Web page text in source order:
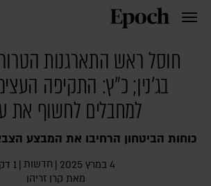
חוסל ראש התארגנות
בג׳נין; כ"ץ: התקיפה
למחבלים לחשוף את
כוחות הביטחון הרחיבו את המבצע
4 במרץ 2025 | חדשות | 1 דק׳
מאת קרן זריהן